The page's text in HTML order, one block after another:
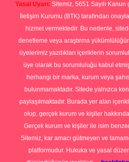
Yasal Uyarı: Sitemiz, 5651 Sayılı
İletişim Kurumu (BTK) tarafından
hizmet vermektedir. Bu nedenle,
denetleme veya araştırma
üyelerimiz yazdıkları içeriklerin
üye olarak bu sorumluluğu kabul
herhangi bir marka, kurum veya
bulunmamaktadır. Sitede yalnızca
paylaşılmaktadır. Burada yer alan
olup, gerçek kurum ve kişiler
Gerçek kurum ve kişiler ile isim
Sitemiz, kar amacı gütmeyen ve
platformudur. Hukuka ve yasal